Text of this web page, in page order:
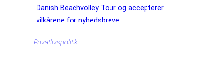
Danish Beachvolley Tour og accepterer
vilkårene for nyhedsbreve
Privatlivspolitik